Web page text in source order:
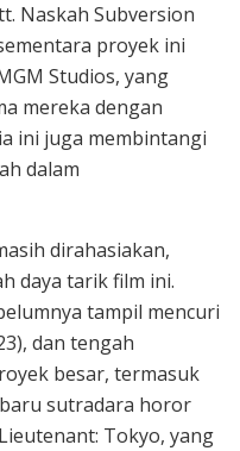
Naskah Subversion
proyek ini
Studios, yang
mereka dengan
ini juga membintangi
dalam
dirahasiakan,
daya tarik film ini.
tampil mencuri
dan tengah
besar, termasuk
sutradara horor
Tokyo, yang